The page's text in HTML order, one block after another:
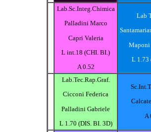
Lab.Sc.Integ.Chimica
Palladini Marco
Capri Valeria
L int.18 (CHI. BI.)
A 0.52
Lab
Maponi
L 1.73
Lab.Tec.Rap.Graf.
Cicconi Federica
Palladini Gabriele
L 1.70 (DIS. BI. 3D)
A